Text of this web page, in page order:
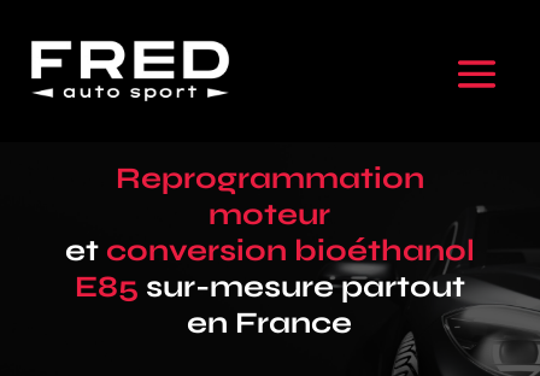
Reprogrammation
moteur
et conversion bioéthanol
E85 sur-mesure partout
en France